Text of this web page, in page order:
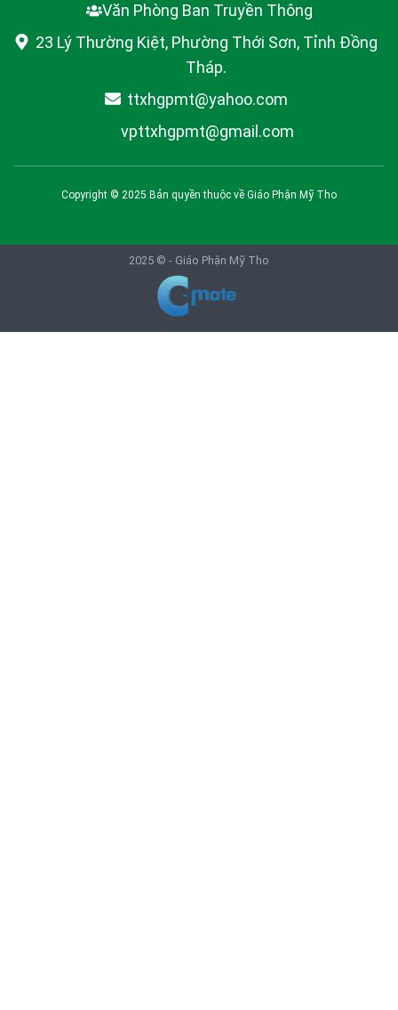
Văn Phòng Ban Truyền Thông
23 Lý Thường Kiệt, Phường Thới Sơn, Tỉnh Đồng
Tháp.
ttxhgpmt@yahoo.com
vpttxhgpmt@gmail.com
Copyright © 2025 Bản quyền thuộc về Giáo Phận Mỹ Tho
2025 © - Giáo Phận Mỹ Tho